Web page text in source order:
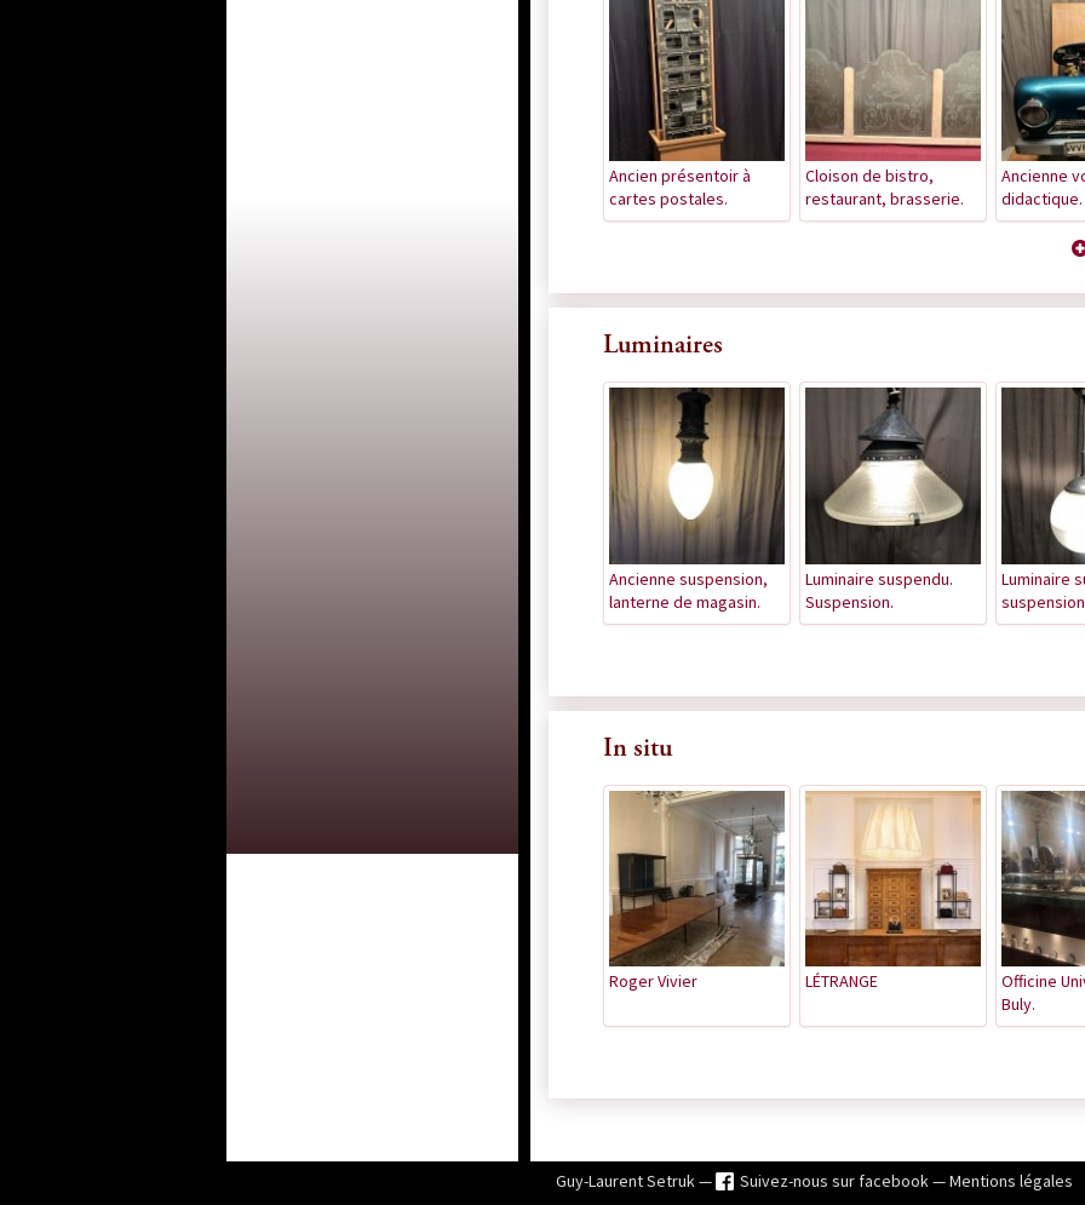
Ancien présentoir à
cartes postales.
Cloison de bistro,
restaurant, brasserie.
Ancienne
didactique.
Luminaires
Ancienne suspension,
lanterne de magasin.
Luminaire suspendu.
Suspension.
Luminaire
In situ
Roger Vivier LÉTRANGE
Officine
Buly.
Guy-Laurent Setruk — Suivez-nous sur facebook—Mentions légales